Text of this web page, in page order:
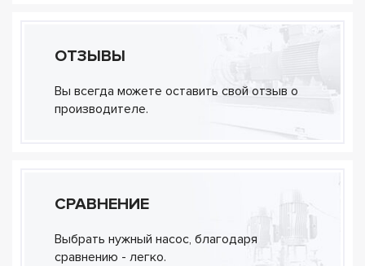
ОТЗЫВЫ
Вы всегда можете оставить свой отзыв о
производителе.
СРАВНЕНИЕ
Выбрать нужный насос, благодаря
сравнению - легко.